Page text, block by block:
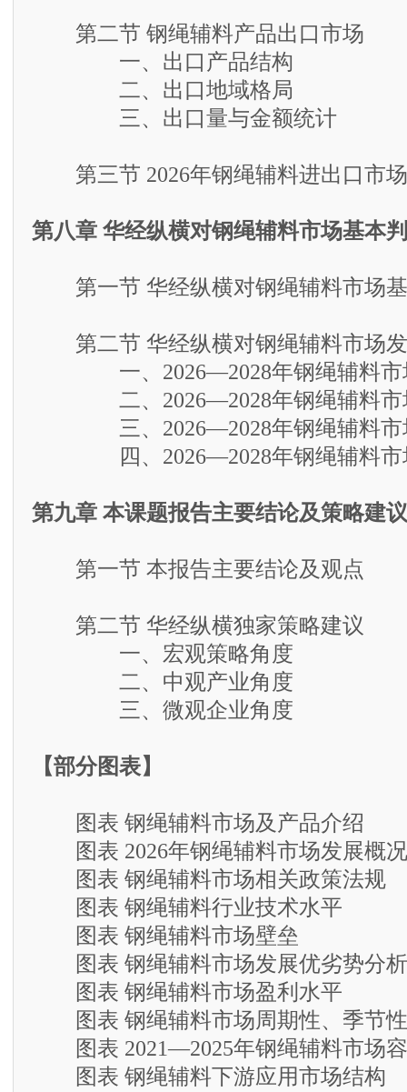
第二节 钢绳辅料产品出口市场
一、出口产品结构
二、出口地域格局
三、出口量与金额统计
第三节 2026年钢绳辅料进出口市
第八章 华经纵横对钢绳辅料市场基本
第一节 华经纵横对钢绳辅料市场基
第二节 华经纵横对钢绳辅料市场
一、2026—2028年钢绳辅料市
二、2026—2028年钢绳辅料市
三、2026—2028年钢绳辅料市
四、2026—2028年钢绳辅料市
第九章 本课题报告主要结论及策略建议
第一节 本报告主要结论及观点
第二节 华经纵横独家策略建议
一、宏观策略角度
二、中观产业角度
三、微观企业角度
【部分图表】
图表 钢绳辅料市场及产品介绍
图表 2026年钢绳辅料市场发展概况
图表 钢绳辅料市场相关政策法规
图表 钢绳辅料行业技术水平
图表 钢绳辅料市场壁垒
图表 钢绳辅料市场发展优劣势分析
图表 钢绳辅料市场盈利水平
图表 钢绳辅料市场周期性、季节
图表 2021—2025年钢绳辅料市场容
图表 钢绳辅料下游应用市场结构